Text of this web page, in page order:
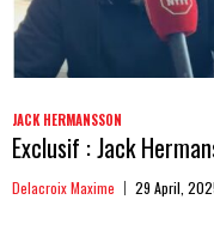
JACK HERMANSSON
Exclusif : Jack
Delacroix Maxime 29 April,